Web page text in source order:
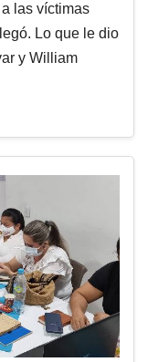
las víctimas
Lo que le dio
y William